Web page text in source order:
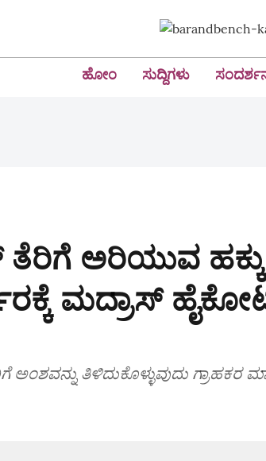
ಹೋಂ ಸುದ್ದಿಗಳು
ಅರಿಯುವ ಹಕ್ಕು:
ಮದ್ರಾಸ್
ತಿಳಿದುಕೊಳ್ಳುವುದು ಗ್ರಾಹಕರ